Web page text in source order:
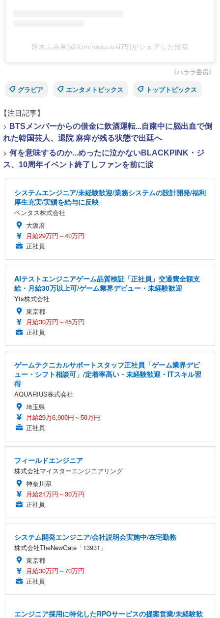
鈴木ふみ奈(@fuminasuzuki75)がシェアした投稿
《ハララ書房》
グラビア
エンタメトピックス トップトピックス
【注目記事】
> BTSメンバーからの借金に飲酒運転...自粛中に脳出血で倒
れた韓国芸人、退院 麻痺が残る状態で出廷へ
> 何を意味するのか...めったに泣かないBLACKPINK・ジ
ス、10周年イベント終了しファンを前に涙
システムエンジニア/未経験歓迎/業務システムの設計開発/福利
厚生充実/実績を給与に反映
ベンタス株式会社
大阪府
月給29万円～40万円
正社員
AIテストエンジニアゲーム品質検証「正社員」交通費全額支
給・月給30万以上可/ゲーム業界デビュー・未経験歓迎
Yts株式会社
東京都
月給30万円～45万円
正社員
ゲームテクニカルサポートスタッフ正社員「ゲーム業界デビ
ュー・シフト相談可」/定着率高い・未経験歓迎・ITスキル習
得
AQUARIUS株式会社
埼玉県
月給29万6,900円～50万円
正社員
フィールドエンジニア
株式会社マイスターエンジニアリング
神奈川県
月給21万円～30万円
正社員
システム開発エンジニア/会社説明会実施中/在宅勤務
株式会社TheNewGate「13931」
東京都
月給30万円～70万円
正社員
エンジニア採用に特化したRPOサービスの提案営業/未経験歓